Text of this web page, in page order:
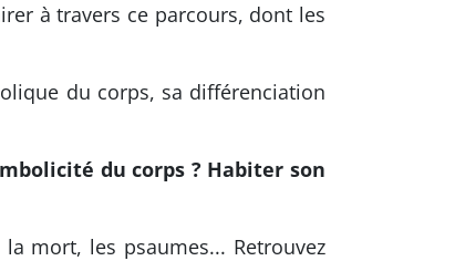
à travers ce parcours, dont les
du corps, sa différenciation
du corps ? Habiter son
mort, les psaumes... Retrouvez